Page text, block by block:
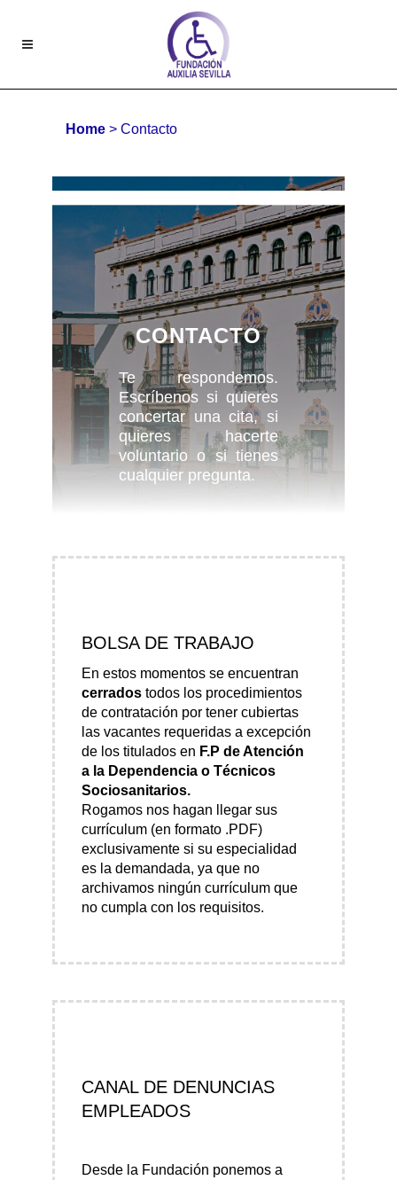
Home > Contacto
CONTACTO
Te respondemos.
Escríbenos si quieres
concertar una cita, si
quieres hacerte
voluntario o si tienes
cualquier pregunta.
BOLSA DE TRABAJO
En estos momentos se encuentran
cerrados todos los procedimientos
de contratación por tener cubiertas
las vacantes requeridas a excepción
de los titulados en F.P de Atención
a la Dependencia o Técnicos
Sociosanitarios.
Rogamos nos hagan llegar sus
currículum (en formato .PDF)
exclusivamente si su especialidad
es la demandada, ya que no
archivamos ningún currículum que
no cumpla con los requisitos.
CANAL DE DENUNCIAS
EMPLEADOS
Desde la Fundación ponemos a